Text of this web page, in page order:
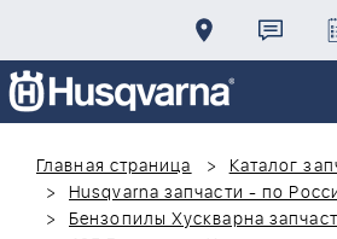
Главная страница
Каталог
Husqvarna запчасти - по
Бензопилы Хускварна